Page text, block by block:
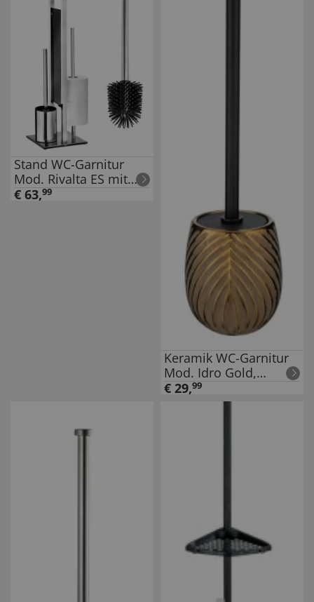
Stand WC-Garnitur
Mod. Rivalta ES mit
Ersatzbürste,
€ 63,99
Keramik WC-Garnitur
Mod. Idro Gold,
schwungvolle Linien-
€ 29,99